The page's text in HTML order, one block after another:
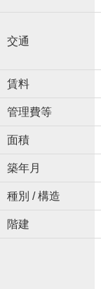
交通
賃料
管理費等
面積
築年月
種別 / 構造
階建